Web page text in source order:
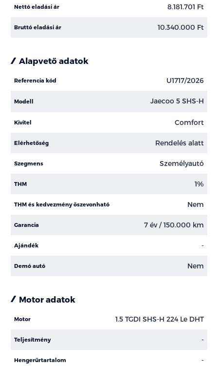
Nettó eladási ár 8.181.701 Ft
Bruttó eladási ár 10.340.000 Ft
Alapvető adatok
Referencia kód U1717/2026
Modell Jaecoo 5 SHS-H
Kivitel Comfort
Elérhetőség Rendelés alatt
Szegmens Személyautó
THM 1%
THM és kedvezmény öszevonható Nem
Garancia 7 év / 150.000 km
Ajándék -
Demó autó Nem
Motor adatok
Motor 1.5 TGDI SHS-H 224 Le DHT
Teljesítmény -
Hengerűrtartalom -